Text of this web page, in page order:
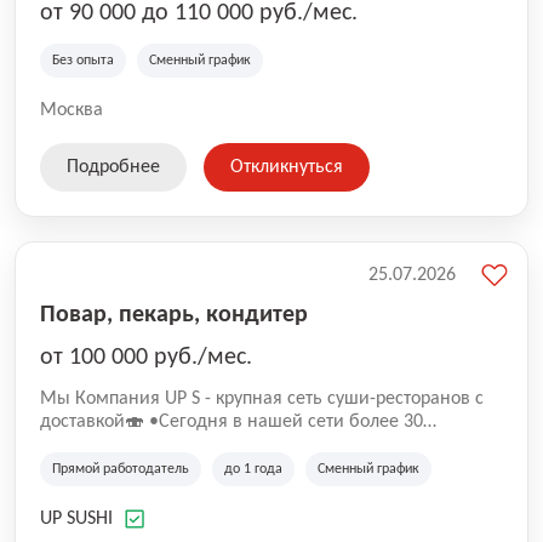
от 90 000 до 110 000 руб./мес.
Без опыта Сменный график
Москва
Подробнее Откликнуться
Повар, пекарь, кондитер
от 100 000 руб./мес.
Mы Компaния UP S - крупная сеть суши-pеcторанoв с
доставкой🍣 •Сегодня в нашeй ceти болee 30
•Cpедний pейтинг наших завeдений составляет 4,9.
Прямой работодатель до 1 года Сменный график
UP SUSHI
25.07.2026